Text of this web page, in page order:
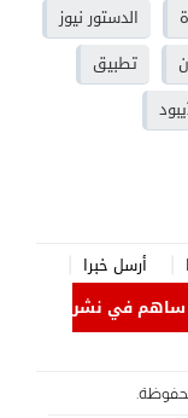
الدستور نيوز
تطبيق
أرسل خبرا
ساهم في نشر